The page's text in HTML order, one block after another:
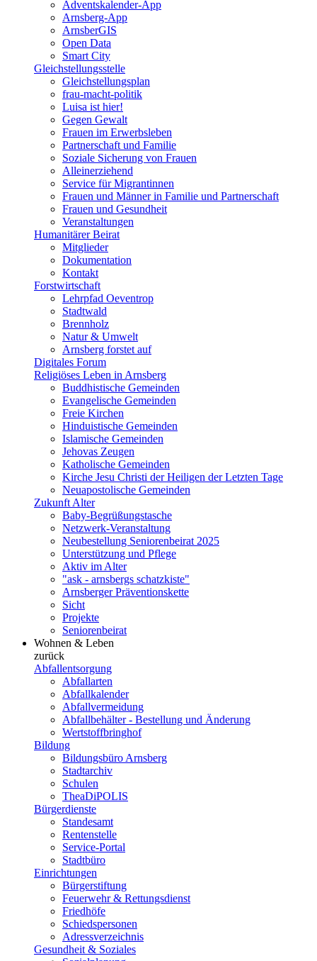
Adventskalender-App
Arnsberg-App
ArnsberGIS
Open Data
Smart City
Gleichstellungsstelle
Gleichstellungsplan
frau-macht-politik
Luisa ist hier!
Gegen Gewalt
Frauen im Erwerbsleben
Partnerschaft und Familie
Soziale Sicherung von Frauen
Alleinerziehend
Service für Migrantinnen
Frauen und Männer in Familie und Partnerschaft
Frauen und Gesundheit
Veranstaltungen
Humanitärer Beirat
Mitglieder
Dokumentation
Kontakt
Forstwirtschaft
Lehrpfad Oeventrop
Stadtwald
Brennholz
Natur & Umwelt
Arnsberg forstet auf
Digitales Forum
Religiöses Leben in Arnsberg
Buddhistische Gemeinden
Evangelische Gemeinden
Freie Kirchen
Hinduistische Gemeinden
Islamische Gemeinden
Jehovas Zeugen
Katholische Gemeinden
Kirche Jesu Christi der Heiligen der Letzten Tage
Neuapostolische Gemeinden
Zukunft Alter
Baby-Begrüßungstasche
Netzwerk-Veranstaltung
Neubestellung Seniorenbeirat 2025
Unterstützung und Pflege
Aktiv im Alter
"ask - arnsbergs schatzkiste"
Arnsberger Präventionskette
Sicht
Projekte
Seniorenbeirat
Wohnen & Leben
zurück
Abfallentsorgung
Abfallarten
Abfallkalender
Abfallvermeidung
Abfallbehälter - Bestellung und Änderung
Wertstoffbringhof
Bildung
Bildungsbüro Arnsberg
Stadtarchiv
Schulen
TheaDiPOLIS
Bürgerdienste
Standesamt
Rentenstelle
Service-Portal
Stadtbüro
Einrichtungen
Bürgerstiftung
Feuerwehr & Rettungsdienst
Friedhöfe
Schiedspersonen
Adressverzeichnis
Gesundheit & Soziales